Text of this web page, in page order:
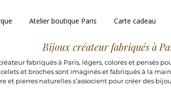
Atelier boutique Paris Carte cadeau
Bijoux créateur fabriqués à
fabriqués à Paris, légers, colorés et pensés
et broches sont imaginés et fabriqués à la
et pierres naturelles s’associent pour créer des